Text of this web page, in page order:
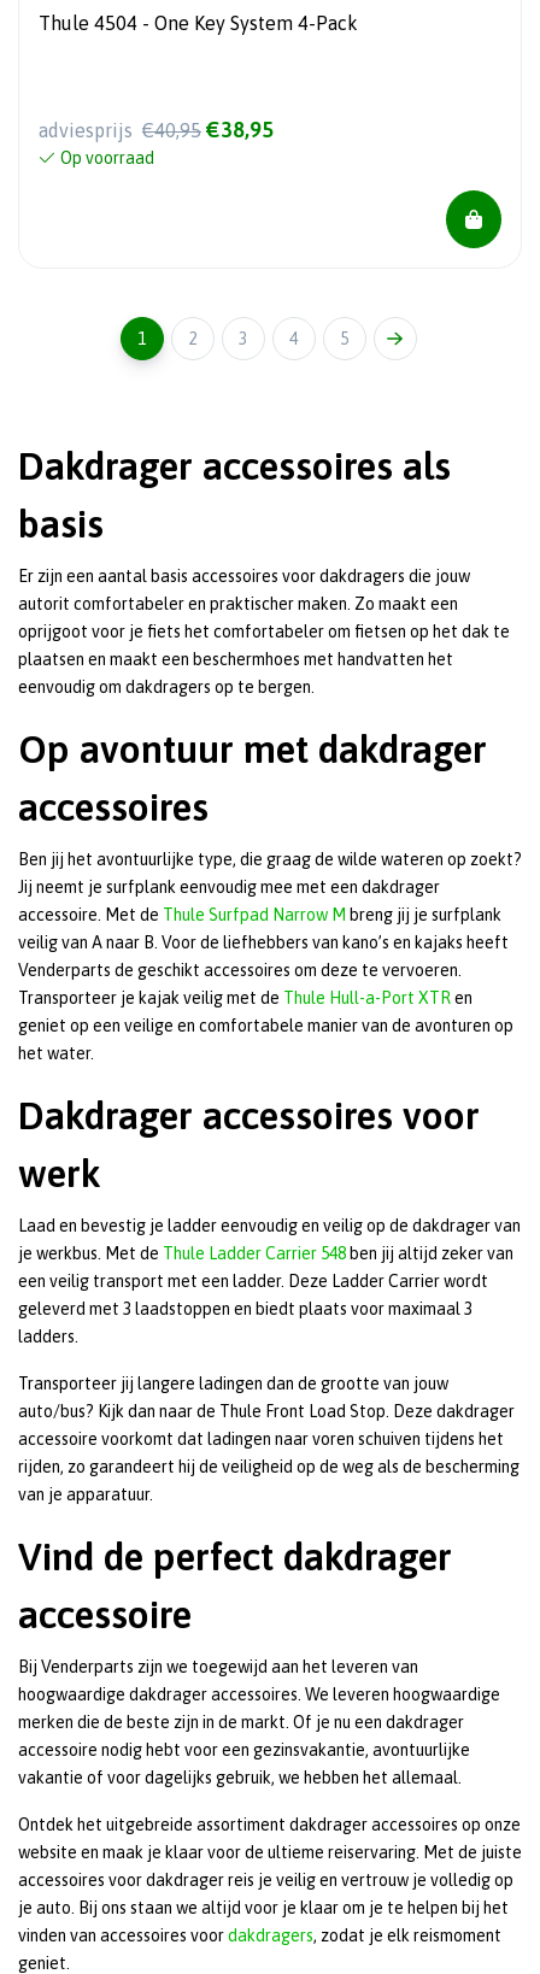
Thule 4504 - One Key System 4-Pack
adviesprijs €40,95 €38,95
Op voorraad
1 2 3 4 5
Dakdrager accessoires als
basis
Er zijn een aantal basis accessoires voor dakdragers die jouw
autorit comfortabeler en praktischer maken. Zo maakt een
oprijgoot voor je fiets het comfortabeler om fietsen op het dak te
plaatsen en maakt een beschermhoes met handvatten het
eenvoudig om dakdragers op te bergen.
Op avontuur met dakdrager
accessoires
Ben jij het avontuurlijke type, die graag de wilde wateren op zoekt?
Jij neemt je surfplank eenvoudig mee met een dakdrager
accessoire. Met de Thule Surfpad Narrow M breng jij je surfplank
veilig van A naar B. Voor de liefhebbers van kano’s en kajaks heeft
Venderparts de geschikt accessoires om deze te vervoeren.
Transporteer je kajak veilig met de Thule Hull-a-Port XTRen
geniet op een veilige en comfortabele manier van de avonturen op
het water.
Dakdrager accessoires voor
werk
Laad en bevestig je ladder eenvoudig en veilig op de dakdrager van
je werkbus. Met de Thule Ladder Carrier 548 ben jij altijd zeker van
een veilig transport met een ladder. Deze Ladder Carrier wordt
geleverd met 3 laadstoppen en biedt plaats voor maximaal 3
ladders.
Transporteer jij langere ladingen dan de grootte van jouw
auto/bus? Kijk dan naar de Thule Front Load Stop. Deze dakdrager
accessoire voorkomt dat ladingen naar voren schuiven tijdens het
rijden, zo garandeert hij de veiligheid op de weg als de bescherming
van je apparatuur.
Vind de perfect dakdrager
accessoire
Bij Venderparts zijn we toegewijd aan het leveren van
hoogwaardige dakdrager accessoires. We leveren hoogwaardige
merken die de beste zijn in de markt. Of je nu een dakdrager
accessoire nodig hebt voor een gezinsvakantie, avontuurlijke
vakantie of voor dagelijks gebruik, we hebben het allemaal.
Ontdek het uitgebreide assortiment dakdrager accessoires op onze
website en maak je klaar voor de ultieme reiservaring. Met de juiste
accessoires voor dakdrager reis je veilig en vertrouw je volledig op
je auto. Bij ons staan we altijd voor je klaar om je te helpen bij het
vinden van accessoires voordakdragers, zodat je elk reismoment
geniet.